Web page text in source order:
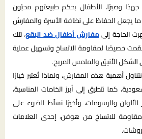
وصبرًا. الأطفال بحكم طبيعتهم محبّون
ما يجعل الحفاظ على نظافة الأسرة والمفارش
الحاجة إلىمفارش أطفال ضد البقع، تلك
خصيصًا لمقاومة الاتساخ وتسهيل عملية
الشكل الأنيق والملمس المريح.
أهمية هذه المفارش، ولماذا تُعتبر خيارًا
كما نتطرق إلى أبرز الخامات المناسبة،
والرسومات، وأخيرًا نسلّط الضوء على
للاتساخ من هوفن، إحدى العلامات